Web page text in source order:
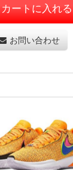
カートに入れる
お問い合わせ